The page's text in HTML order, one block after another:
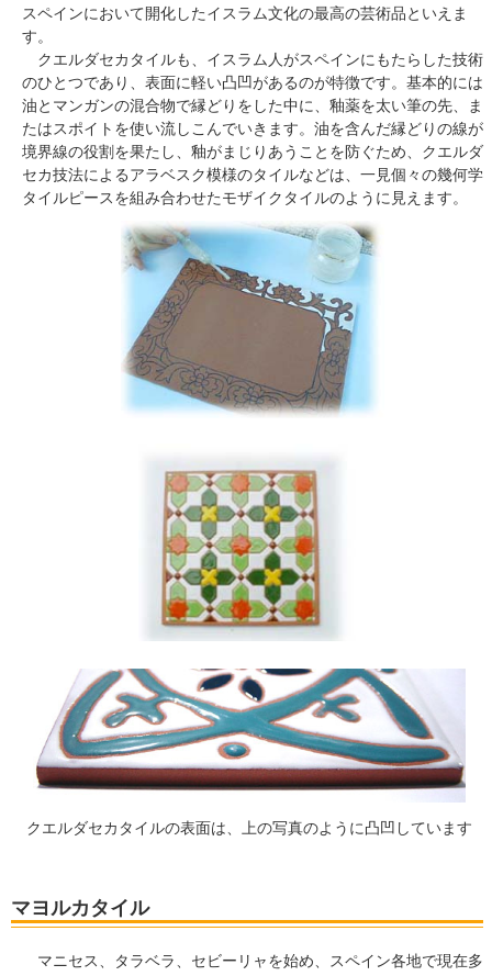
スペインにおいて開化したイスラム文化の最高の芸術品といえま
す。
クエルダセカタイルも、イスラム人がスペインにもたらした技術
のひとつであり、表面に軽い凸凹があるのが特徴です。基本的には
油とマンガンの混合物で縁どりをした中に、釉薬を太い筆の先、ま
たはスポイトを使い流しこんでいきます。油を含んだ縁どりの線が
境界線の役割を果たし、釉がまじりあうことを防ぐため、クエルダ
セカ技法によるアラベスク模様のタイルなどは、一見個々の幾何学
タイルピースを組み合わせたモザイクタイルのように見えます。
クエルダセカタイルの表面は、上の写真のように凸凹しています
マヨルカタイル
マニセス、タラベラ、セビーリャを始め、スペイン各地で現在多